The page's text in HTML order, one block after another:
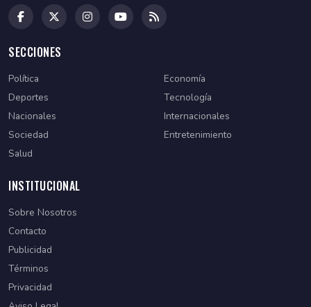
SECCIONES
Política
Economía
Deportes
Tecnología
Nacionales
Internacionales
Sociedad
Entretenimiento
Salud
INSTITUCIONAL
Sobre Nosotros
Contacto
Publicidad
Términos
Privacidad